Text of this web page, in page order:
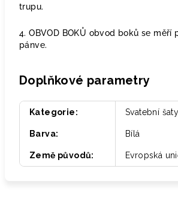
trupu.
4. OBVOD BOKŮ obvod boků se měří
pánve.
Doplňkové parametry
Kategorie: Svatební
Barva: Bílá
Země původů: Evropská